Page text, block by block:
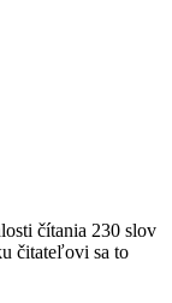
čítania 230 slov
čitateľovi sa to